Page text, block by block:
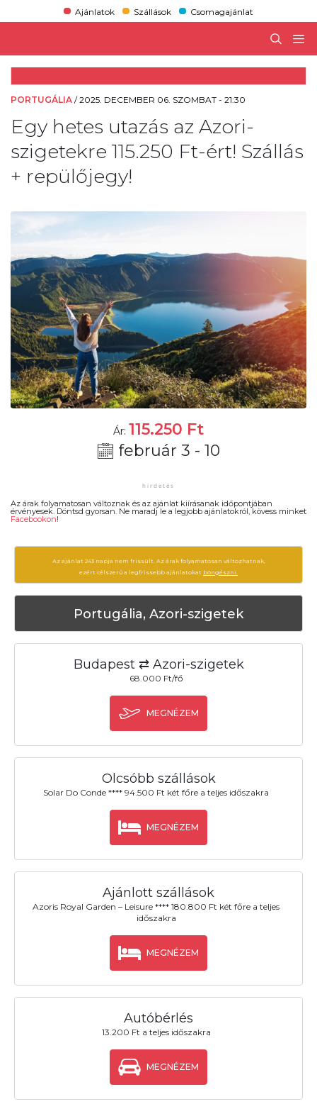
Ajánlatok Szállások Csomagajánlat
PORTUGÁLIA /2025. DECEMBER 06. SZOMBAT - 21:30
Egy hetes utazás az Azori-
szigetekre 115.250 Ft-ért! Szállás
+ repülőjegy!
Ár: 115.250 Ft
február 3 - 10
Az árak folyamatosan változnak és az ajánlat kiírásanak időpontjában
érvényesek. Döntsd gyorsan. Ne maradj le a legjobb ajánlatokról, kövess minket
Facebookon!
Az ajánlat 243 napja nem frissült. Az árak folyamatosan változhatnak,
ezért célszerű a legfrissebb ajánlatokat böngészni.
Portugália, Azori-szigetek
Budapest ⇄ Azori-szigetek
68.000 Ft/fő
MEGNÉZEM
Olcsóbb szállások
Solar Do Conde **** 94.500 Ft két főre a teljes időszakra
MEGNÉZEM
Ajánlott szállások
Azoris Royal Garden – Leisure **** 180.800 Ft két főre a teljes
időszakra
MEGNÉZEM
Autóbérlés
13.200 Ft a teljes időszakra
MEGNÉZEM